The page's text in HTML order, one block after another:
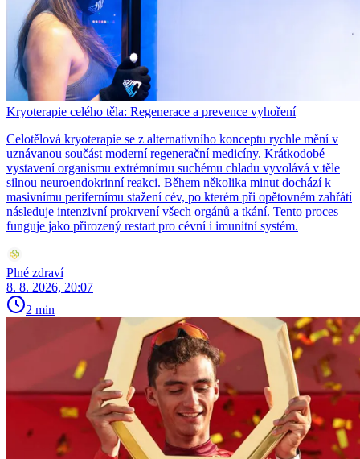
Kryoterapie celého těla: Regenerace a prevence vyhoření
Celotělová kryoterapie se z alternativního konceptu rychle mění v
uznávanou součást moderní regenerační medicíny. Krátkodobé
vystavení organismu extrémnímu suchému chladu vyvolává v těle
silnou neuroendokrinní reakci. Během několika minut dochází k
masivnímu perifernímu stažení cév, po kterém při opětovném zahřátí
následuje intenzivní prokrvení všech orgánů a tkání. Tento proces
funguje jako přirozený restart pro cévní i imunitní systém.
Plné zdraví
8. 8. 2026, 20:07
2 min